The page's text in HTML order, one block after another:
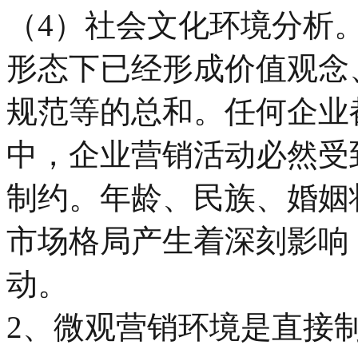
（4）社会文化环境分
形态下已经形成价值观
规范等的总和。任何企
中，企业营销活动必然
制约。年龄、民族、婚
市场格局产生着深刻影
动。
2、微观营销环境是直接